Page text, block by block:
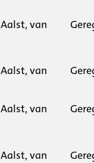
Aalst, van
Aalst, van
Aalst, van
Aalst, van